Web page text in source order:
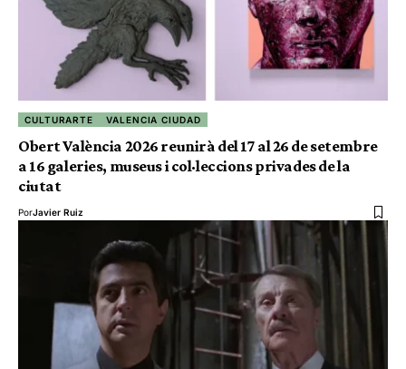
CULTURARTE VALENCIA CIUDAD
Obert València 2026 reunirà del 17 al 26 de setembre
a 16 galeries, museus i col·leccions privades de la
ciutat
PorJavier Ruiz